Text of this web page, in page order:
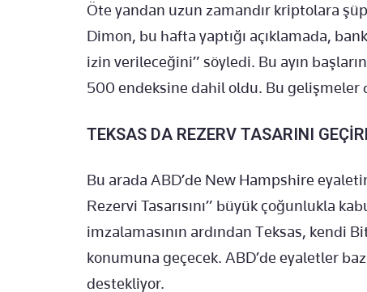
Öte yandan uzun zamandır kriptolara
Dimon, bu hafta yaptığı açıklamada,
izin verileceğini” söyledi. Bu ayın
500 endeksine dahil oldu. Bu gelişmeler
TEKSAS DA REZERV TASARINI
Bu arada ABD’de New Hampshire
Rezervi Tasarısını” büyük çoğunlukla
imzalamasının ardından Teksas, kendi
konumuna geçecek. ABD’de eyaletler
destekliyor.